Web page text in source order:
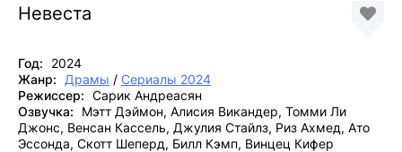
Невеста
Год:
2024
Жанр:
Драмы / Сериалы 2024
Режиссер: Сарик Андреасян
Озвучка:
Мэтт Дэймон, Алисия Викандер, Томми Ли
Джонс, Венсан Кассель, Джулия Стайлз, Риз Ахмед, Ато
Эссонда, Скотт Шеперд, Билл Кэмп, Винцец Кифер